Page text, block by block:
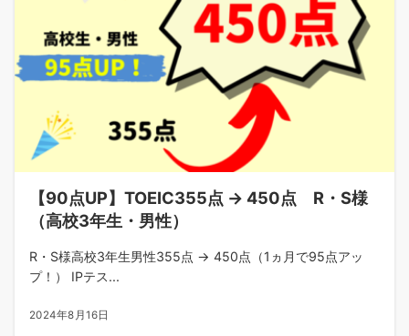
【90点UP】TOEIC355点 → 450点 R・S様
（高校3年生・男性）
R・S様高校3年生男性355点 → 450点（1ヵ月で95点アッ
プ！） IPテス...
2024年8月16日